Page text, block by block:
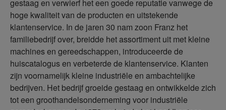
gestaag en verwierf het een goede reputatie vanwege de
hoge kwaliteit van de producten en uitstekende
klantenservice. In de jaren 30 nam zoon Franz het
familiebedrijf over, breidde het assortiment uit met kleine
machines en gereedschappen, introduceerde de
huiscatalogus en verbeterde de klantenservice. Klanten
zijn voornamelijk kleine industriële en ambachtelijke
bedrijven. Het bedrijf groeide gestaag en ontwikkelde zich
tot een groothandelsonderneming voor industriële